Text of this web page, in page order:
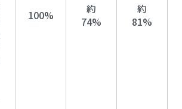
100%
約
74%
約
81%